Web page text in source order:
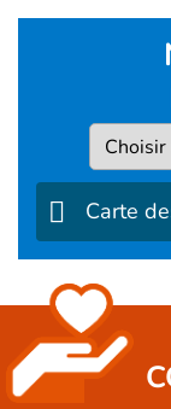
Pays
Carte